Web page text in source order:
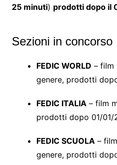
25 minuti) prodotti dopo il
Sezioni in concorso
FEDIC WORLD – film
genere, prodotti
FEDIC ITALIA– film
prodotti dopo 01/01/
FEDIC SCUOLA– film
genere, prodotti